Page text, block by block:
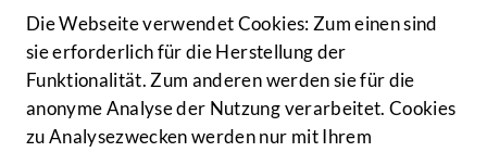
Navigationsmenü öffnen
MENÜ
Die Webseite verwendet Cookies: Zum einen sind
sie erforderlich für die Herstellung der
Funktionalität. Zum anderen werden sie für die
anonyme Analyse der Nutzung verarbeitet. Cookies
zu Analysezwecken werden nur mit Ihrem